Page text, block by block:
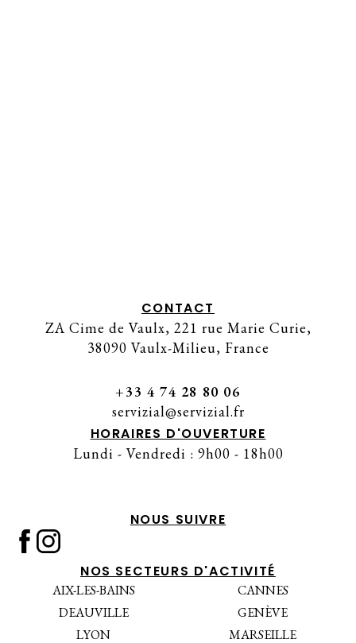
CONTACT
ZA Cime de Vaulx, 221 rue Marie Curie,
38090 Vaulx-Milieu, France
+33 4 74 28 80 06
servizial@servizial.fr
HORAIRES D'OUVERTURE
Lundi - Vendredi : 9h00 - 18h00
NOUS SUIVRE
NOS SECTEURS D'ACTIVITÉ
AIX-LES-BAINS
CANNES
DEAUVILLE
GENÈVE
LYON
MARSEILLE